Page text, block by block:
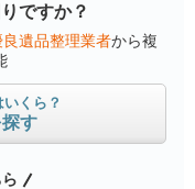
ですか？
良遺品整理業者から複
くら？
す